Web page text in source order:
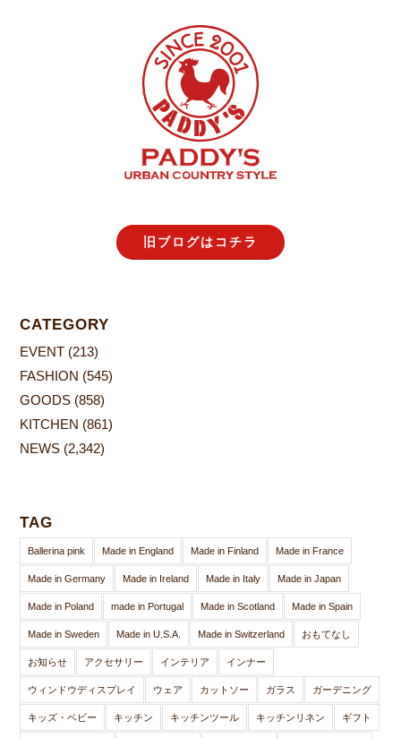
旧ブログはコチラ
CATEGORY
EVENT (213)
FASHION (545)
GOODS (858)
KITCHEN (861)
NEWS (2,342)
TAG
Ballerina pink Made in England Made in Finland Made in France
Made in Germany Made in Ireland Made in Italy Made in Japan
Made in Poland made in Portugal Made in Scotland Made in Spain
Made in Sweden Made in U.S.A. Made in Switzerland おもてなし
お知らせ アクセサリー インテリア インナー
ウィンドウディスプレイ ウェア カットソー ガラス ガーデニング
キッズ・ベビー キッチン キッチンツール キッチンリネン ギフト